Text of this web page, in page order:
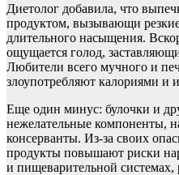
Диетолог добавила, что
продуктом, вызывающи резкие
длительного насыщения.
ощущается голод,
Любители всего мучного и
злоупотребляют калориями и
Еще один минус: булочки и
нежелательные компоненты,
консерванты. Из-за своих
продукты повышают риски
и пищеварительной системах,